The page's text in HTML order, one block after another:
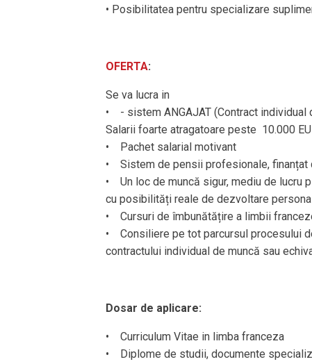
• Posibilitatea pentru specializare
OFERTA:
Se va lucra in
• - sistem ANGAJAT (Contract individual
Salarii foarte atragatoare peste 10.000
• Pachet salarial motivant
• Sistem de pensii profesionale, finanțat
• Un loc de muncă sigur, mediu de lucru
cu posibilități reale de dezvoltare
• Cursuri de îmbunătățire a limbii
• Consiliere pe tot parcursul procesului
contractului individual de muncă sau
Dosar de aplicare:
• Curriculum Vitae in limba franceza
• Diplome de studii, documente